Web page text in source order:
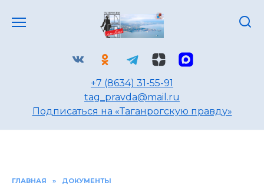
+7 (8634) 31-55-91
tag_pravda@mail.ru
Подписаться на «Таганрогскую правду»
ГЛАВНАЯ » ДОКУМЕНТЫ